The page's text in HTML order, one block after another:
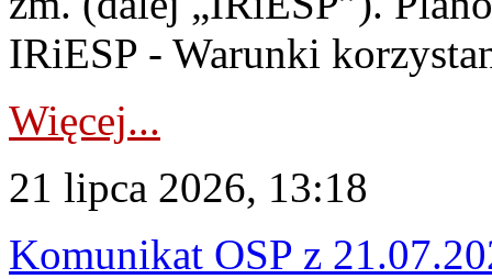
IRiESP - Warunki
Więcej...
21 lipca 2026, 13:18
Komunikat OSP z